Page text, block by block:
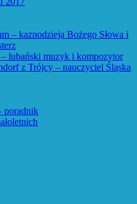
– kaznodzieja Bożego Słowa i
lubański muzyk i kompozytor
z Trójcy – nauczyciel Śląska
poradnik